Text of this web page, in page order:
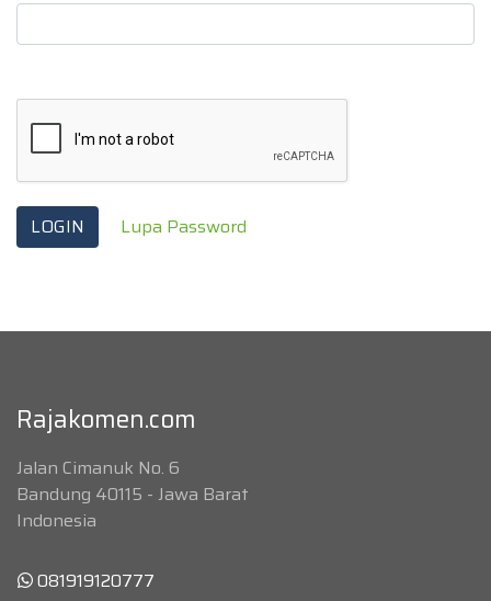
Lupa Password
Rajakomen.com
Jalan Cimanuk No. 6
Bandung 40115 - Jawa Barat
Indonesia
081919120777